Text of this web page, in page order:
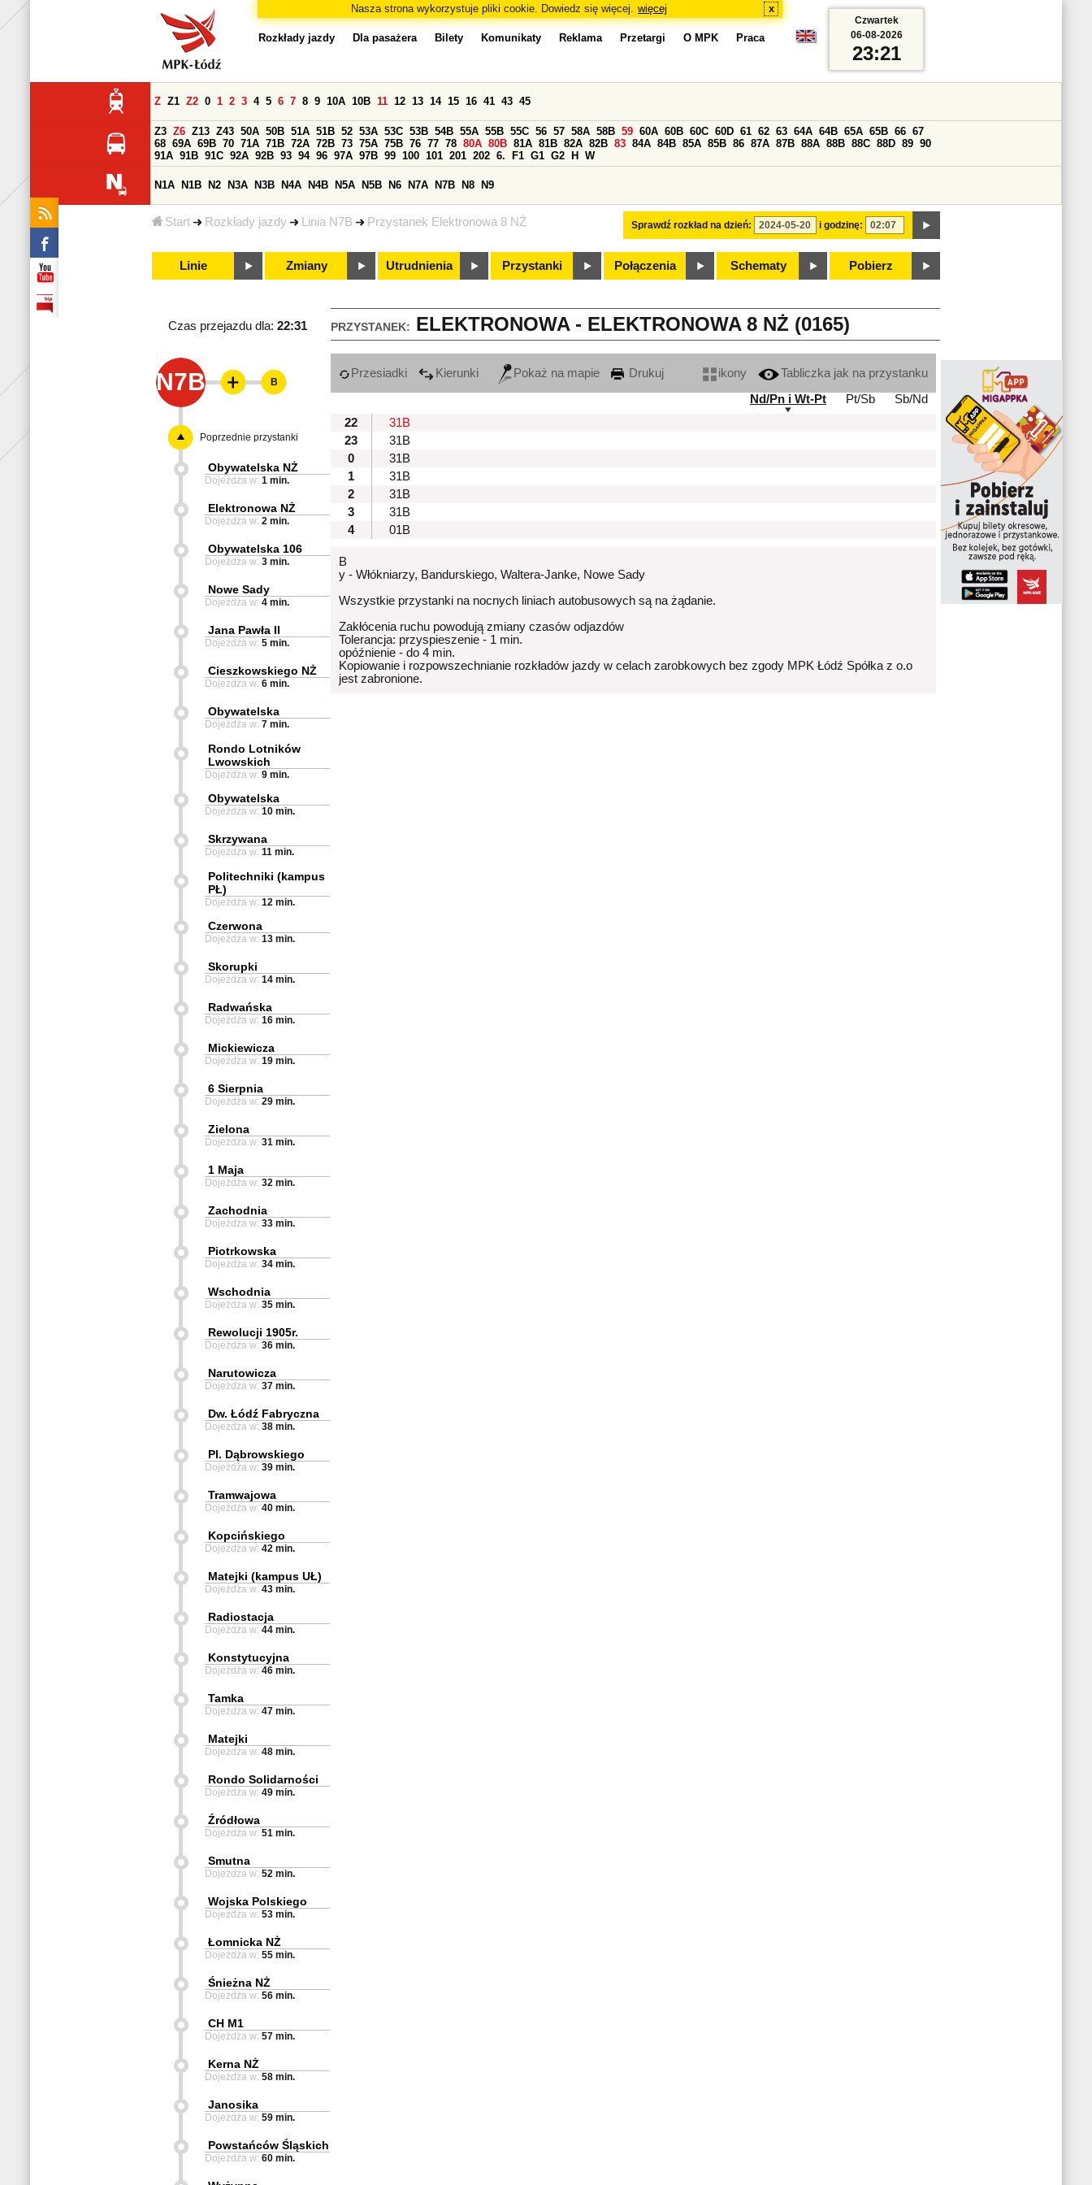
Nasza strona wykorzystuje pliki cookie. Dowiedz się więcej. więcej x
Start Rozkłady jazdy Linia N7B Przystanek Elektronowa 8 NŻ
Rozkłady jazdy Dla pasażera Bilety Komunikaty Reklama Przetargi O MPK Praca
Sprawdź rozkład na dzień: i godzinę:
Z Z1 Z2 0 1 2 3 4 5 6 7 8 9 10A 10B 11 12 13 14 15 16 41 43 45
Z3 Z6 Z13 Z43 50A 50B 51A 51B 52 53A 53C 53B 54B 55A 55B 55C 56 57 58A 58B 59 60A 60B 60C 60D 61 62 63 64A 64B 65A 65B 66 67
68 69A 69B 70 71A 71B 72A 72B 73 75A 75B 76 77 78 80A 80B 81A 81B 82A 82B 83 84A 84B 85A 85B 86 87A 87B 88A 88B 88C 88D 89 90
91A 91B 91C 92A 92B 93 94 96 97A 97B 99 100 101 201 202 6. F1 G1 G2 H W
N1A N1B N2 N3A N3B N4A N4B N5A N5B N6 N7A N7B N8 N9
Linie Zmiany Utrudnienia Przystanki Połączenia Schematy Pobierz
Czwartek
06-08-2026
23:21
PRZYSTANEK: ELEKTRONOWA - ELEKTRONOWA 8 NŻ (0165)
Czas przejazdu dla: 22:31
N7B Przesiadki Kierunki Pokaż na mapie Drukuj ikony
Tabliczka jak na przystanku
Nd/Pn i Wt-Pt
Pt/Sb
Sb/Nd
22
31B
23
31B
0
31B
1
31B
2
31B
3
31B
4
01B
B
y - Włókniarzy, Bandurskiego, Waltera-Janke, Nowe Sady
Wszystkie przystanki na nocnych liniach autobusowych są na żądanie.
Zakłócenia ruchu powodują zmiany czasów odjazdów
Tolerancja: przyspieszenie - 1 min.
opóźnienie - do 4 min.
Kopiowanie i rozpowszechnianie rozkładów jazdy w celach zarobkowych bez zgody MPK Łódź Spółka z o.o
jest zabronione.
B
Poprzednie przystanki
Obywatelska NŻ
Dojeżdża w: 1 min.
Elektronowa NŻ
Dojeżdża w: 2 min.
Obywatelska 106
Dojeżdża w: 3 min.
Nowe Sady
Dojeżdża w: 4 min.
Jana Pawła II
Dojeżdża w: 5 min.
Cieszkowskiego NŻ
Dojeżdża w: 6 min.
Obywatelska
Dojeżdża w: 7 min.
Rondo Lotników
Lwowskich
Dojeżdża w: 9 min.
Obywatelska
Dojeżdża w: 10 min.
Skrzywana
Dojeżdża w: 11 min.
Politechniki (kampus
PŁ)
Dojeżdża w: 12 min.
Czerwona
Dojeżdża w: 13 min.
Skorupki
Dojeżdża w: 14 min.
Radwańska
Dojeżdża w: 16 min.
Mickiewicza
Dojeżdża w: 19 min.
6 Sierpnia
Dojeżdża w: 29 min.
Zielona
Dojeżdża w: 31 min.
1 Maja
Dojeżdża w: 32 min.
Zachodnia
Dojeżdża w: 33 min.
Piotrkowska
Dojeżdża w: 34 min.
Wschodnia
Dojeżdża w: 35 min.
Rewolucji 1905r.
Dojeżdża w: 36 min.
Narutowicza
Dojeżdża w: 37 min.
Dw. Łódź Fabryczna
Dojeżdża w: 38 min.
Pl. Dąbrowskiego
Dojeżdża w: 39 min.
Tramwajowa
Dojeżdża w: 40 min.
Kopcińskiego
Dojeżdża w: 42 min.
Matejki (kampus UŁ)
Dojeżdża w: 43 min.
Radiostacja
Dojeżdża w: 44 min.
Konstytucyjna
Dojeżdża w: 46 min.
Tamka
Dojeżdża w: 47 min.
Matejki
Dojeżdża w: 48 min.
Rondo Solidarności
Dojeżdża w: 49 min.
Źródłowa
Dojeżdża w: 51 min.
Smutna
Dojeżdża w: 52 min.
Wojska Polskiego
Dojeżdża w: 53 min.
Łomnicka NŻ
Dojeżdża w: 55 min.
Śnieżna NŻ
Dojeżdża w: 56 min.
CH M1
Dojeżdża w: 57 min.
Kerna NŻ
Dojeżdża w: 58 min.
Janosika
Dojeżdża w: 59 min.
Powstańców Śląskich
Dojeżdża w: 60 min.